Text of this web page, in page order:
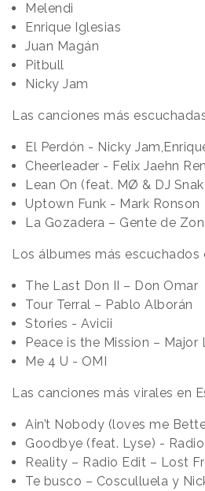
Melendi
Enrique Iglesias
Juan Magán
Pitbull
Nicky Jam
Las canciones más
El Perdón - Nicky
Cheerleader - Felix Jaehn
Lean On (feat. MØ & DJ
Uptown Funk - Mark Ronson
La Gozadera – Gente de
Los álbumes más escuchados
The Last Don II – Don Omar
Tour Terral – Pablo Alborán
Stories - Avicii
Peace is the Mission – Major
Me 4 U - OMI
Las canciones más virales en
Ain’t Nobody (loves me
Goodbye (feat. Lyse) -
Reality – Radio Edit – Lost
Te busco – Cosculluela y